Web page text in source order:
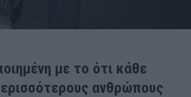
με το ότι κάθε
ανθρώπους